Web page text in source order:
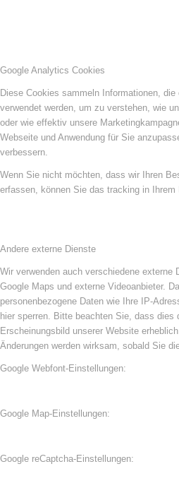
Google Analytics Cookies
Diese Cookies sammeln Informationen, die
verwendet werden, um zu verstehen, wie
oder wie effektiv unsere
Webseite und Anwendung für Sie
verbessern.
Wenn Sie nicht möchten, dass wir Ihren
erfassen, können Sie das tracking in Ihrem
Andere externe Dienste
Wir verwenden auch verschiedene externe
Google Maps und externe Videoanbieter.
personenbezogene Daten wie Ihre IP-
hier sperren. Bitte beachten Sie, dass dies
Erscheinungsbild unserer Website
Änderungen werden wirksam, sobald Sie
Google Webfont-Einstellungen:
Google Map-Einstellungen:
Google reCaptcha-Einstellungen: